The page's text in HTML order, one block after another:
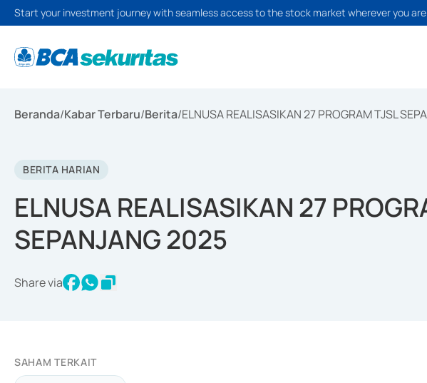
Start your investment journey with seamless access to the stock market wherever you
Beranda/Kabar Terbaru/Berita/ELNUSA REALISASIKAN 27 PROGRAM TJSL
BERITA HARIAN
ELNUSA REALISASIKAN 27
SEPANJANG 2025
Share via
SAHAM TERKAIT